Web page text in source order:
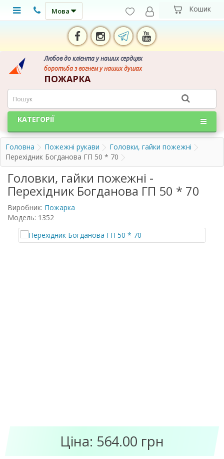
Мова
Любов до клієнта у наших сердцях
боротьба з вогнем у наших душах
ПОЖАРКА
КАТЕГОРІЇ
Головна Пожежні рукави
Головки, гайки пожежні
Перехідник Богданова ГП 50 * 70
Головки, гайки пожежні -
Перехідник Богданова ГП 50 * 70
Виробник: Пожарка
Модель: 1352
Ціна: 564.00 грн